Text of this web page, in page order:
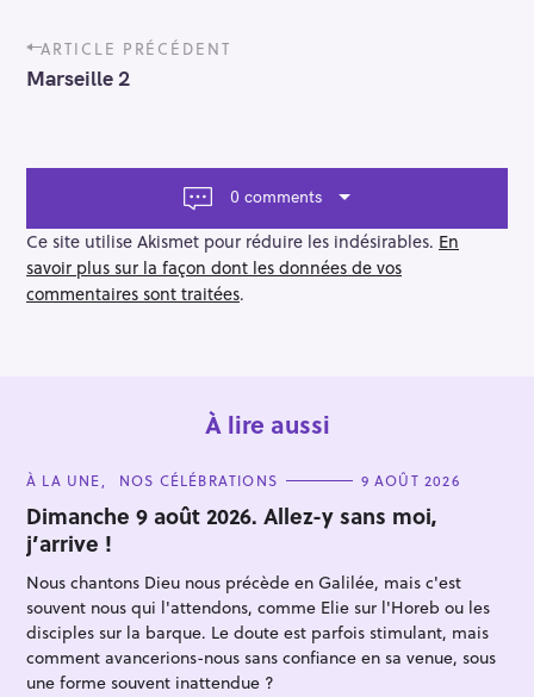
P
o
s
a
g
a
t
i
ARTICLE PRÉCÉDENT
Marseille 2
0 comments
Ce site utilise Akismet pour réduire les indésirables. En
savoir plus sur la façon dont les données de vos
commentaires sont traitées.
À lire aussi
C
T
E
G
O
R
I
E
S
À LA UNE NOS CÉLÉBRATIONS 9 AOÛT 2026
Dimanche 9 août 2026. Allez-y sans moi,
j’arrive !
Nous chantons Dieu nous précède en Galilée, mais c'est
souvent nous qui l'attendons, comme Elie sur l'Horeb ou les
disciples sur la barque. Le doute est parfois stimulant, mais
comment avancerions-nous sans confiance en sa venue, sous
une forme souvent inattendue ?